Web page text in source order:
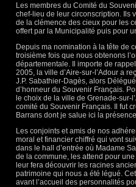
Les membres du Comité du
chef-lieu de leur circonscription. Ils
de la clémence des cieux pour les
offert par la Municipalité puis pour
Depuis ma nomination à la tête de
troisième fois que nous obtenons
départementale. Il importe de
2005, la ville d’Aire-sur-l’Adour a
J.P. Sabathier-Dagès, alors
d’honneur du Souvenir Français.
le choix de la ville de Grenade-sur-
comité du Souvenir Français. Il fut
Barrans dont je salue ici la
Les conjoints et amis de nos
moral et financier chiffré qui vont
dans le hall d’entrée où Madame
de la commune, les attend pour
leur fera découvrir les racines
patrimoine qui nous a été légué.
avant l’accueil des personnalités